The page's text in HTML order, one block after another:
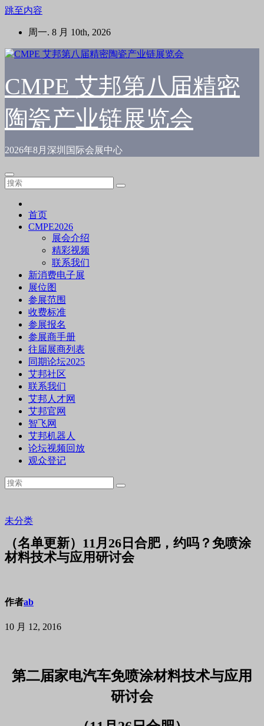
跳至内容
周一. 8 月 10th, 2026
CMPE 艾邦第八届精密
陶瓷产业链展览会
2026年8月深圳国际会展中心
首页
CMPE2026
展会介绍
精彩视频
联系我们
新消费电子展
展位图
参展范围
收费标准
参展报名
参展商手册
往届展商列表
同期论坛2025
艾邦社区
联系我们
艾邦人才网
艾邦官网
智飞网
艾邦机器人
论坛视频回放
观众登记
未分类
（名单更新）11月26日合肥，约吗？免喷涂
材料技术与应用研讨会
作者ab
10 月 12, 2016
第二届家电汽车免喷涂材料技术与应用
研讨会